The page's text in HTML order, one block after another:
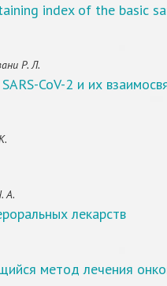
index of the basic
Р. Л.
CoV-2 и их
А.
лекарств
метод лечения